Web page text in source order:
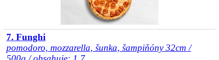
7. Funghi
pomodoro, mozzarella, šunka, šampiňóny 32cm /